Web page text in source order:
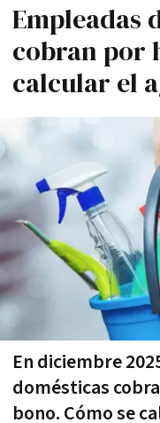
Empleadas
cobran por
calcular el
En diciembre
domésticas
bono. Cómo se